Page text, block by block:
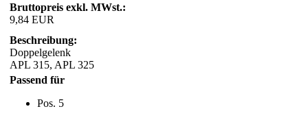
Bruttopreis exkl. MWst.:
9,84 EUR
Beschreibung:
Doppelgelenk
APL 315, APL 325
Passend für
Pos. 5